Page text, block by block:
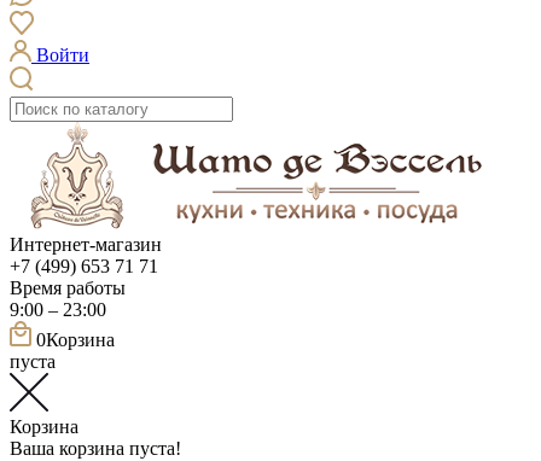
Войти
Интернет-магазин
+7 (499) 653 71 71
Время работы
9:00 – 23:00
0Корзина
пуста
Корзина
Ваша корзина пуста!